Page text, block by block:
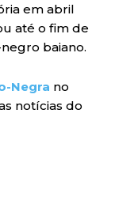
em abril
até o fim de
baiano.
Negra no
notícias do